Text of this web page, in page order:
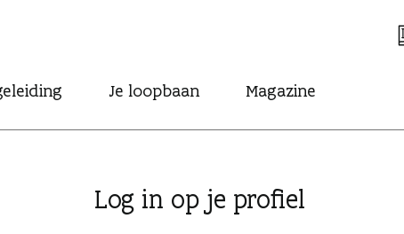
Je loopbaan Magazine
Log in op je profiel